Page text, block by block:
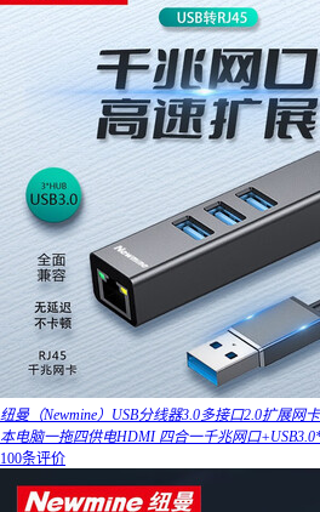
纽曼（Newmine）USB分线器3.0多接口2.0扩展网
本电脑一拖四供电HDMI 四合一千兆网口
100条评价